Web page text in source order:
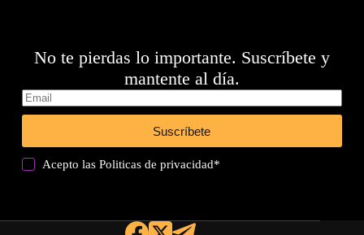
No te pierdas lo importante. Suscríbete y
mantente al día.
Suscríbete
Acepto lasPoliticas de privacidad*